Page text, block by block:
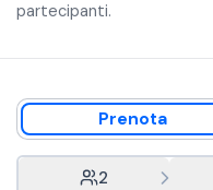
partecipanti.
Prenota
2